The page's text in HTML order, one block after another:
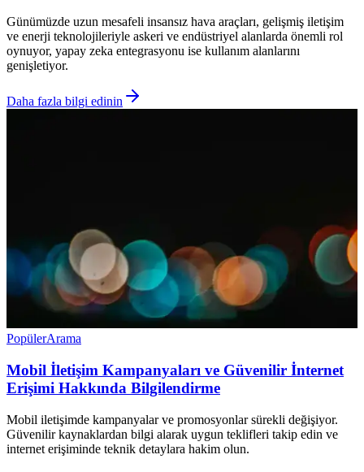
Günümüzde uzun mesafeli insansız hava araçları, gelişmiş iletişim
ve enerji teknolojileriyle askeri ve endüstriyel alanlarda önemli rol
oynuyor, yapay zeka entegrasyonu ise kullanım alanlarını
genişletiyor.
Daha fazla bilgi edinin
PopülerArama
Mobil İletişim Kampanyaları ve Güvenilir İnternet
Erişimi Hakkında Bilgilendirme
Mobil iletişimde kampanyalar ve promosyonlar sürekli değişiyor.
Güvenilir kaynaklardan bilgi alarak uygun teklifleri takip edin ve
internet erişiminde teknik detaylara hakim olun.